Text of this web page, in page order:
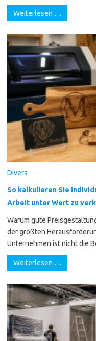
Weiterlesen …
Divers
So kalkulieren Sie
Arbeit unter Wert zu
Warum gute
der größten
Unternehmen ist nicht die
Weiterlesen …